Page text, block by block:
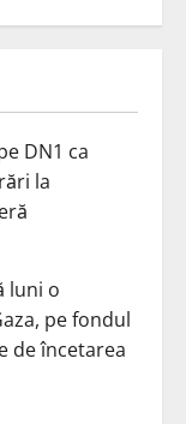
DN1 ca
la
luni o
pe fondul
de încetarea